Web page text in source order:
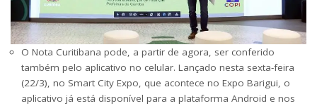
O Nota Curitibana pode, a partir de agora, ser conferido
também pelo aplicativo no celular. Lançado nesta sexta-feira
(22/3), no Smart City Expo, que acontece no Expo Barigui, o
aplicativo já está disponível para a plataforma Android e nos